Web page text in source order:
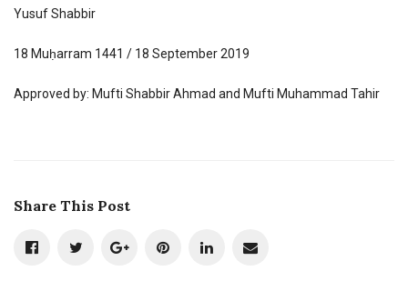
Yusuf Shabbir
18 Muḥarram 1441 / 18 September 2019
Approved by: Mufti Shabbir Ahmad and Mufti Muhammad Tahir
Share This Post